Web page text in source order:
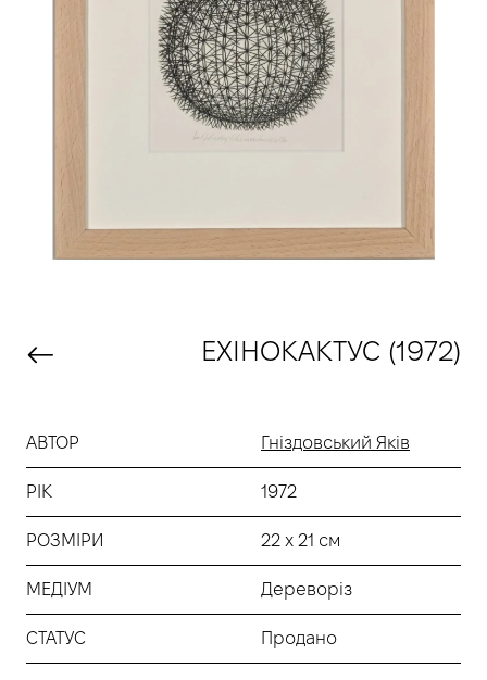
ЕХІНОКАКТУС (1972)
АВТОР Гніздовський Яків
РІК 1972
РОЗМІРИ 22 х 21 см
МЕДІУМ Дереворіз
СТАТУС Продано